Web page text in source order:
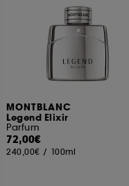
MONTBLANC
Legend Elixir
Parfum
72,00€
240,00€ / 100ml